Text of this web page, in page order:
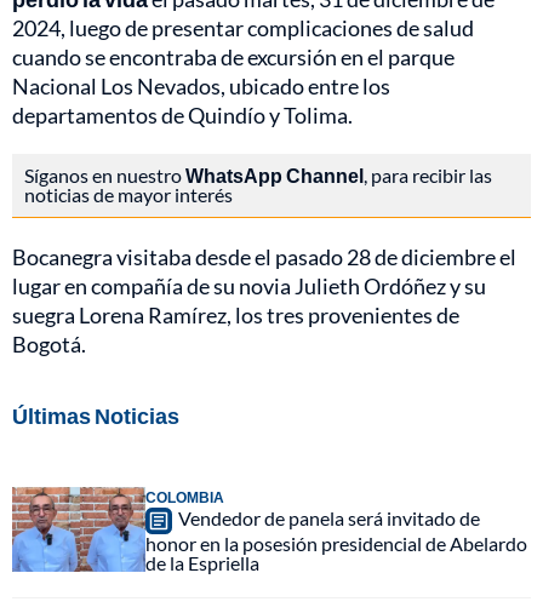
2024, luego de presentar complicaciones de salud
cuando se encontraba de excursión en el parque
Nacional Los Nevados, ubicado entre los
departamentos de Quindío y Tolima.
Síganos en nuestroWhatsApp Channel , para recibir las
noticias de mayor interés
Bocanegra visitaba desde el pasado 28 de diciembre el
lugar en compañía de su novia Julieth Ordóñez y su
suegra Lorena Ramírez, los tres provenientes de
Bogotá.
Últimas Noticias
COLOMBIA
Vendedor de panela será invitado de
honor en la posesión presidencial de Abelardo
de la Espriella